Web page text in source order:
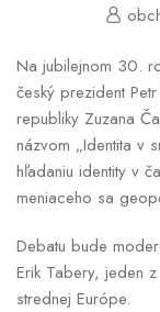
Na jubilejnom 30.
český prezident
republiky Zuzana
názvom „Identita v
hľadaniu identity v
meniaceho sa
Debatu bude
Erik Tabery, jeden
strednej Európe.